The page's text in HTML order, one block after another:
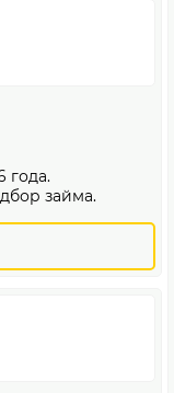
года.
займа.